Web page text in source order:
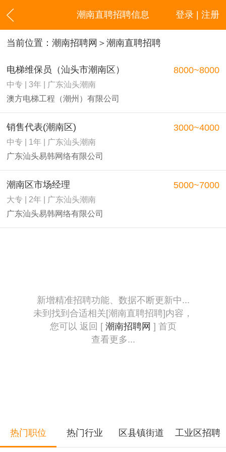
登录 | 注册
潮南直聘招聘信息
当前位置： 潮南招聘网 ＞潮南直聘招聘
电梯维保员（汕头市潮南区）
中专 | 3年 | 广东汕头潮南
澳方电梯工程（潮州）有限公司
8000~8000
销售代表(潮南区)
中专 | 1年 | 广东汕头潮南
广东汕头易韩网络有限公司
3000~4000
潮南区市场经理
大专 | 2年 | 广东汕头潮南
广东汕头易韩网络有限公司
5000~7000
新增精准招聘功能、数据不断更新中...
未到找到合适相关[潮南直聘招聘]内容，
您可以 返回 [ 潮南招聘网 ] 首页
查看更多...
热门职位 热门行业 区县镇街道 工业区招聘